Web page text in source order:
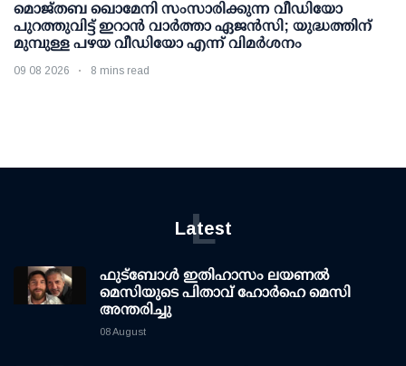
മൊജ്തബ ഖൊമേനി സംസാരിക്കുന്ന വീഡിയോ
പുറത്തുവിട്ട് ഇറാന്‍ വാര്‍ത്താ ഏജന്‍സി; യുദ്ധത്തിന്
മുമ്പുള്ള പഴയ വീഡിയോ എന്ന് വിമര്‍ശനം
09 08 2026 8 mins read
Latest
L
ഫുട്ബോൾ ഇതിഹാസം ലയണൽ
മെസിയുടെ പിതാവ് ഹോർഹെ മെസി
അന്തരിച്ചു
08 August